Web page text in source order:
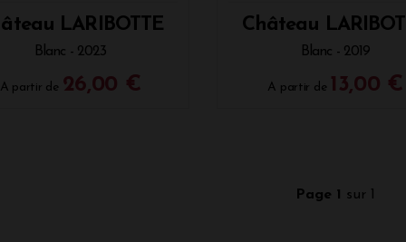
LARIBOTTE
Blanc - 2023
A partir de 26,00 €
Château
Blanc - 2019
A partir de 13,00 €
Page 1 sur 1